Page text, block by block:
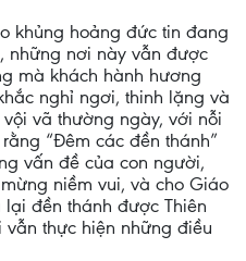
khủng hoảng đức tin đang
những nơi này vẫn được
mà khách hành hương
nghỉ ngơi, thinh lặng và
vã thường ngày, với nỗi
“Ðêm các đền thánh”
vấn đề của con người,
niềm vui, và cho Giáo
đền thánh được Thiên
thực hiện những điều